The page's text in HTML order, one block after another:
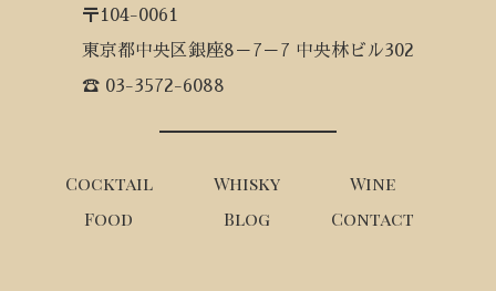
〒104-0061
東京都中央区銀座8－7－7 中央林ビル302
☎ 03-3572-6088
Cocktail Whisky
Wine
Food
Blog Contact